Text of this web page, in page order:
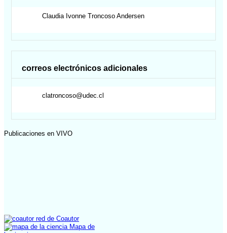
Claudia Ivonne Troncoso Andersen
correos electrónicos adicionales
clatroncoso@udec.cl
Publicaciones en VIVO
red de Coautor
Mapa de